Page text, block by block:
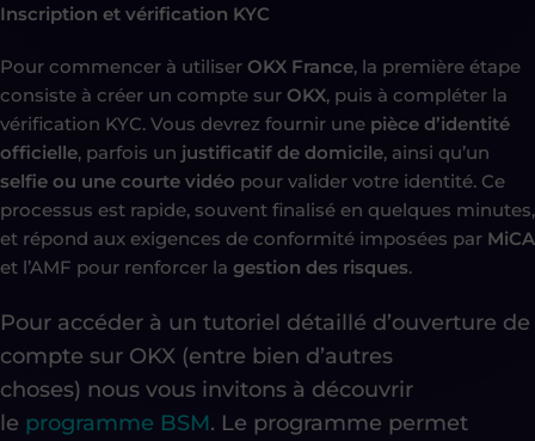
Inscription et vérification KYC
Pour commencer à utiliser OKX France, la première étape
consiste à créer un compte sur OKX, puis à compléter la
vérification KYC. Vous devrez fournir une pièce d’identité
officielle, parfois un justificatif de domicile, ainsi qu’un
selfie ou une courte vidéo pour valider votre identité. Ce
processus est rapide, souvent finalisé en quelques minutes,
et répond aux exigences de conformité imposées par MiCA
et l’AMF pour renforcer la gestion des risques.
Pour accéder à un tutoriel détaillé d’ouverture de
compte sur OKX (entre bien d’autres
choses) nous vous invitons à découvrir
le programme BSM. Le programme permet